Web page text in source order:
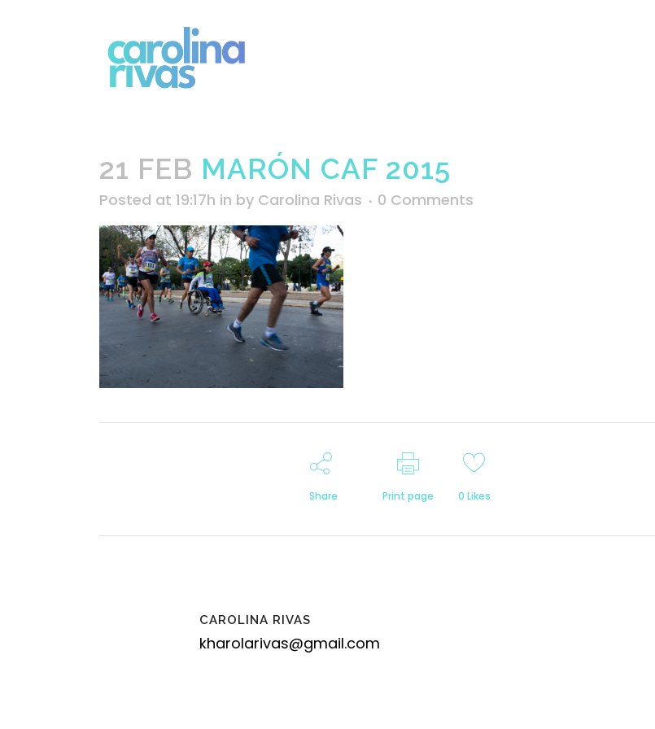
21 FEB MARÓN CAF 2015
Posted at 19:17h in by Carolina Rivas 0 Comments
Share Print page 0 Likes
CAROLINA RIVAS
kharolarivas@gmail.com